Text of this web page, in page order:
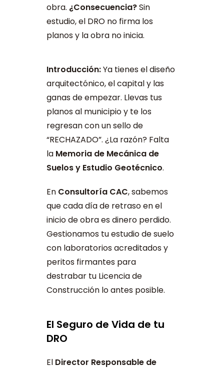
obra. ¿Consecuencia?Sin
estudio, el DRO no firma los
planos y la obra no inicia.
Introducción:Ya tienes el diseño
arquitectónico, el capital y las
ganas de empezar. Llevas tus
planos al municipio y te los
regresan con un sello de
“RECHAZADO”. ¿La razón? Falta
la Memoria de Mecánica de
Suelos y Estudio Geotécnico.
En Consultoría CAC, sabemos
que cada día de retraso en el
inicio de obra es dinero perdido.
Gestionamos tu estudio de suelo
con laboratorios acreditados y
peritos firmantes para
destrabar tu Licencia de
Construcción lo antes posible.
El Seguro de Vida de tu
DRO
El Director Responsable de